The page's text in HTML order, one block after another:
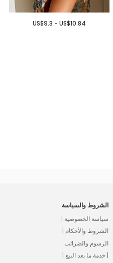
US$9.3 - US$10.84
الشروط والسياسة
سياسة الخصوصية |
الشروط والأحكام |
الرسوم والضرائب
| خدمة ما بعد البيع |